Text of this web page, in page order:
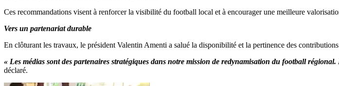
Ces recommandations visent à renforcer la visibilité du football local et à encourager une meilleure
Vers un partenariat durable
En clôturant les travaux, le président Valentin Amenti a salué la disponibilité et la pertinence des
« Les médias sont des partenaires stratégiques dans notre mission de redynamisation du football
déclaré.